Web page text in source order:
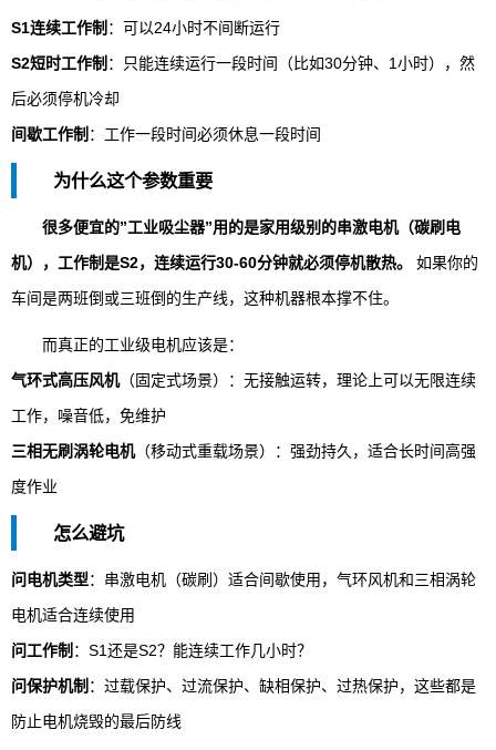
S1连续工作制 ：可以24小时不间断运行
S2短时工作制 ：只能连续运行一段时间（比如30分钟、1小时），然
后必须停机冷却
间歇工作制 ：工作一段时间必须休息一段时间
为什么这个参数重要
很多便宜的”工业吸尘器”用的是家用级别的串激电机（碳刷电
机），工作制是S2，连续运行30-60分钟就必须停机散热。
如果你的
车间是两班倒或三班倒的生产线，这种机器根本撑不住。
而真正的工业级电机应该是：
气环式高压风机（固定式场景）：无接触运转，理论上可以无限连续
工作，噪音低，免维护
三相无刷涡轮电机（移动式重载场景）：强劲持久，适合长时间高强
度作业
怎么避坑
问电机类型：串激电机（碳刷）适合间歇使用，气环风机和三相涡轮
电机适合连续使用
问工作制 ：S1还是S2？能连续工作几小时？
问保护机制 ：过载保护、过流保护、缺相保护、过热保护，这些都是
防止电机烧毁的最后防线